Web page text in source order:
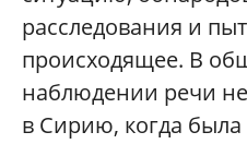
расследования и
происходящее. В
наблюдении речи
в Сирию, когда была